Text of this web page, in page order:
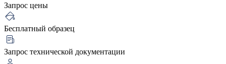
Запрос цены
Бесплатный образец
Запрос технической документации